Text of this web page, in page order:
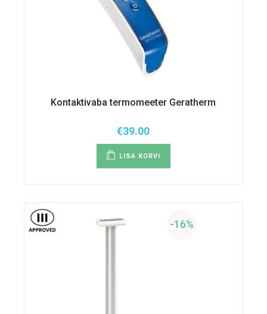
Kontaktivaba termomeeter Geratherm
€39.00
LISA KORVI
-16%